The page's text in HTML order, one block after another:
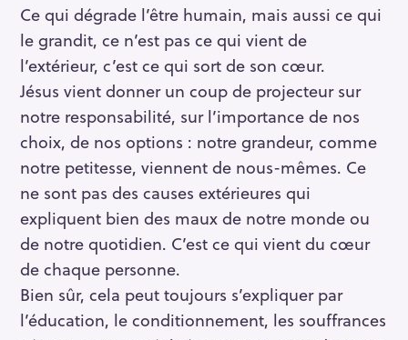
Ce qui dégrade l’être humain, mais aussi ce qui
le grandit, ce n’est pas ce qui vient de
l’extérieur, c’est ce qui sort de son cœur.
Jésus vient donner un coup de projecteur sur
notre responsabilité, sur l’importance de nos
choix, de nos options : notre grandeur, comme
notre petitesse, viennent de nous-mêmes. Ce
ne sont pas des causes extérieures qui
expliquent bien des maux de notre monde ou
de notre quotidien. C’est ce qui vient du cœur
de chaque personne.
Bien sûr, cela peut toujours s’expliquer par
l’éducation, le conditionnement, les souffrances